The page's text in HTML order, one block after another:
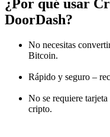
¿Por qué usar
DoorDash?
No necesitas
Bitcoin.
Rápido y seguro –
No se requiere
cripto.